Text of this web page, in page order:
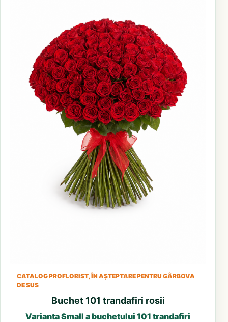
CATALOG PROFLORIST, ÎN AȘTEPTARE PENTRU GÂRBOVA
DE SUS
Buchet 101 trandafiri rosii
Varianta Small a buchetului 101 trandafiri